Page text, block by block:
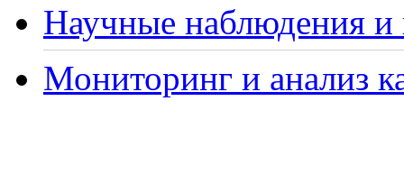
Научные наблюдения и
Мониторинг и анализ